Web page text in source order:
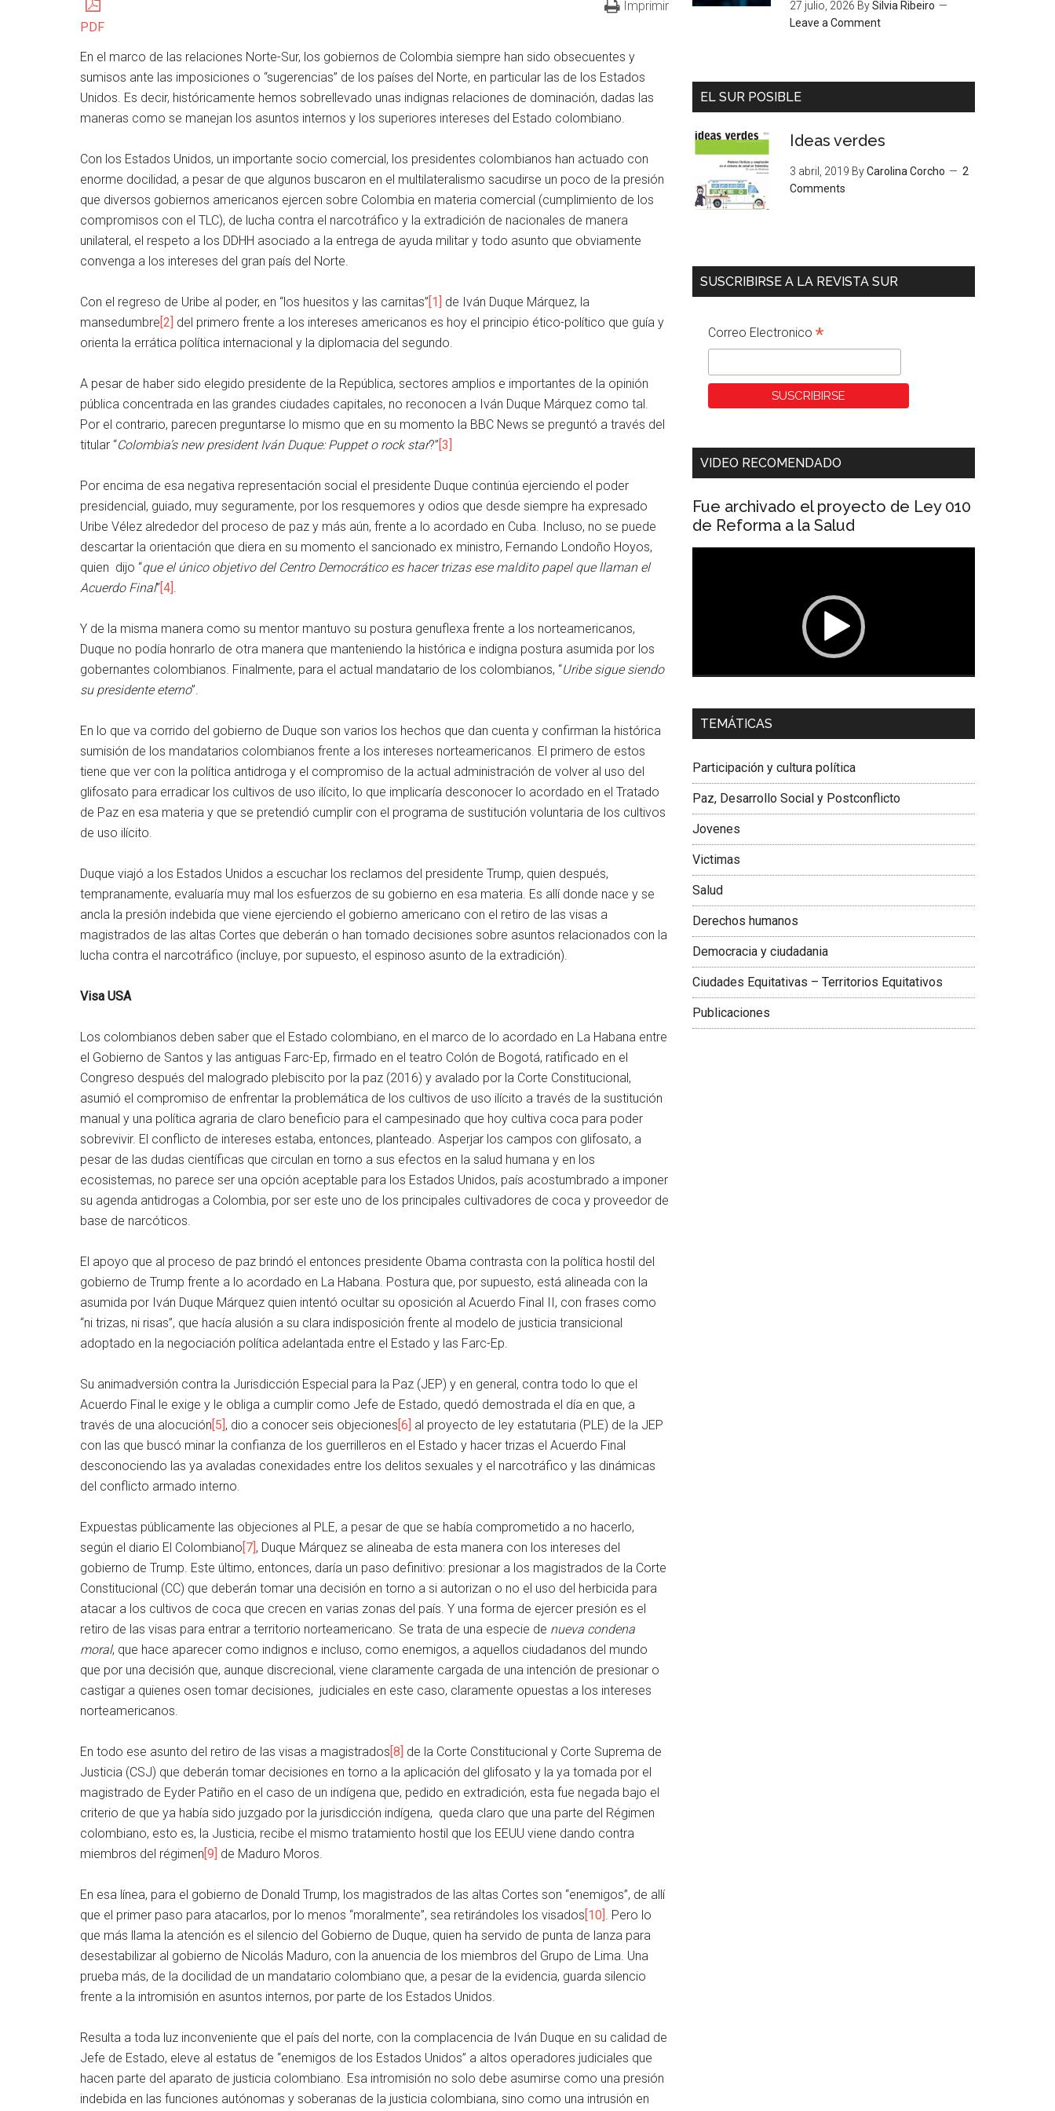
PDF
Imprimir
En el marco de las relaciones Norte-Sur, los gobiernos de Colombia siempre han sido obsecuentes y
sumisos ante las imposiciones o “sugerencias” de los países del Norte, en particular las de los Estados
Unidos. Es decir, históricamente hemos sobrellevado unas indignas relaciones de dominación, dadas las
maneras como se manejan los asuntos internos y los superiores intereses del Estado colombiano.
Con los Estados Unidos, un importante socio comercial, los presidentes colombianos han actuado con
enorme docilidad, a pesar de que algunos buscaron en el multilateralismo sacudirse un poco de la presión
que diversos gobiernos americanos ejercen sobre Colombia en materia comercial (cumplimiento de los
compromisos con el TLC), de lucha contra el narcotráfico y la extradición de nacionales de manera
unilateral, el respeto a los DDHH asociado a la entrega de ayuda militar y todo asunto que obviamente
convenga a los intereses del gran país del Norte.
Con el regreso de Uribe al poder, en “los huesitos y las carnitas”[1] de Iván Duque Márquez, la
mansedumbre[2] del primero frente a los intereses americanos es hoy el principio ético-político que guía y
orienta la errática política internacional y la diplomacia del segundo.
A pesar de haber sido elegido presidente de la República, sectores amplios e importantes de la opinión
pública concentrada en las grandes ciudades capitales, no reconocen a Iván Duque Márquez como tal.
Por el contrario, parecen preguntarse lo mismo que en su momento la BBC News se preguntó a través del
titular “Colombia’s new president Iván Duque: Puppet o rock star?”[3]
Por encima de esa negativa representación social el presidente Duque continúa ejerciendo el poder
presidencial, guiado, muy seguramente, por los resquemores y odios que desde siempre ha expresado
Uribe Vélez alrededor del proceso de paz y más aún, frente a lo acordado en Cuba. Incluso, no se puede
descartar la orientación que diera en su momento el sancionado ex ministro, Fernando Londoño Hoyos,
quien dijo “que el único objetivo del Centro Democrático es hacer trizas ese maldito papel que llaman el
Acuerdo Final”[4]
Y de la misma manera como su mentor mantuvo su postura genuflexa frente a los norteamericanos,
Duque no podía honrarlo de otra manera que manteniendo la histórica e indigna postura asumida por los
gobernantes colombianos. Finalmente, para el actual mandatario de los colombianos, “Uribe sigue siendo
su presidente eterno”.
En lo que va corrido del gobierno de Duque son varios los hechos que dan cuenta y confirman la histórica
sumisión de los mandatarios colombianos frente a los intereses norteamericanos. El primero de estos
tiene que ver con la política antidroga y el compromiso de la actual administración de volver al uso del
glifosato para erradicar los cultivos de uso ilícito, lo que implicaría desconocer lo acordado en el Tratado
de Paz en esa materia y que se pretendió cumplir con el programa de sustitución voluntaria de los cultivos
de uso ilícito.
Duque viajó a los Estados Unidos a escuchar los reclamos del presidente Trump, quien después,
tempranamente, evaluaría muy mal los esfuerzos de su gobierno en esa materia. Es allí donde nace y se
ancla la presión indebida que viene ejerciendo el gobierno americano con el retiro de las visas a
magistrados de las altas Cortes que deberán o han tomado decisiones sobre asuntos relacionados con la
lucha contra el narcotráfico (incluye, por supuesto, el espinoso asunto de la extradición).
Visa USA
Los colombianos deben saber que el Estado colombiano, en el marco de lo acordado en La Habana entre
el Gobierno de Santos y las antiguas Farc-Ep, firmado en el teatro Colón de Bogotá, ratificado en el
Congreso después del malogrado plebiscito por la paz (2016) y avalado por la Corte Constitucional,
asumió el compromiso de enfrentar la problemática de los cultivos de uso ilícito a través de la sustitución
manual y una política agraria de claro beneficio para el campesinado que hoy cultiva coca para poder
sobrevivir. El conflicto de intereses estaba, entonces, planteado. Asperjar los campos con glifosato, a
pesar de las dudas científicas que circulan en torno a sus efectos en la salud humana y en los
ecosistemas, no parece ser una opción aceptable para los Estados Unidos, país acostumbrado a imponer
su agenda antidrogas a Colombia, por ser este uno de los principales cultivadores de coca y proveedor de
base de narcóticos.
El apoyo que al proceso de paz brindó el entonces presidente Obama contrasta con la política hostil del
gobierno de Trump frente a lo acordado en La Habana. Postura que, por supuesto, está alineada con la
asumida por Iván Duque Márquez quien intentó ocultar su oposición al Acuerdo Final II, con frases como
“ni trizas, ni risas”, que hacía alusión a su clara indisposición frente al modelo de justicia transicional
adoptado en la negociación política adelantada entre el Estado y las Farc-Ep.
Su animadversión contra la Jurisdicción Especial para la Paz (JEP) y en general, contra todo lo que el
Acuerdo Final le exige y le obliga a cumplir como Jefe de Estado, quedó demostrada el día en que, a
través de una alocución[5], dio a conocer seis objeciones[6] al proyecto de ley estatutaria (PLE) de la JEP
con las que buscó minar la confianza de los guerrilleros en el Estado y hacer trizas el Acuerdo Final
desconociendo las ya avaladas conexidades entre los delitos sexuales y el narcotráfico y las dinámicas
del conflicto armado interno.
Expuestas públicamente las objeciones al PLE, a pesar de que se había comprometido a no hacerlo,
según el diario El Colombiano[7], Duque Márquez se alineaba de esta manera con los intereses del
gobierno de Trump. Este último, entonces, daría un paso definitivo: presionar a los magistrados de la Corte
Constitucional (CC) que deberán tomar una decisión en torno a si autorizan o no el uso del herbicida para
atacar a los cultivos de coca que crecen en varias zonas del país. Y una forma de ejercer presión es el
retiro de las visas para entrar a territorio norteamericano. Se trata de una especie de nueva condena
moral, que hace aparecer como indignos e incluso, como enemigos, a aquellos ciudadanos del mundo
que por una decisión que, aunque discrecional, viene claramente cargada de una intención de presionar o
castigar a quienes osen tomar decisiones, judiciales en este caso, claramente opuestas a los intereses
norteamericanos.
En todo ese asunto del retiro de las visas a magistrados[8] de la Corte Constitucional y Corte Suprema de
Justicia (CSJ) que deberán tomar decisiones en torno a la aplicación del glifosato y la ya tomada por el
magistrado de Eyder Patiño en el caso de un indígena que, pedido en extradición, esta fue negada bajo el
criterio de que ya había sido juzgado por la jurisdicción indígena, queda claro que una parte del Régimen
colombiano, esto es, la Justicia, recibe el mismo tratamiento hostil que los EEUU viene dando contra
miembros del régimen[9] de Maduro Moros.
En esa línea, para el gobierno de Donald Trump, los magistrados de las altas Cortes son “enemigos”, de allí
que el primer paso para atacarlos, por lo menos “moralmente”, sea retirándoles los visados[10] . Pero lo
que más llama la atención es el silencio del Gobierno de Duque, quien ha servido de punta de lanza para
desestabilizar al gobierno de Nicolás Maduro, con la anuencia de los miembros del Grupo de Lima. Una
prueba más, de la docilidad de un mandatario colombiano que, a pesar de la evidencia, guarda silencio
frente a la intromisión en asuntos internos, por parte de los Estados Unidos.
Resulta a toda luz inconveniente que el país del norte, con la complacencia de Iván Duque en su calidad de
Jefe de Estado, eleve al estatus de “enemigos de los Estados Unidos” a altos operadores judiciales que
hacen parte del aparato de justicia colombiano. Esa intromisión no solo debe asumirse como una presión
indebida en las funciones autónomas y soberanas de la justicia colombiana, sino como una intrusión en
27 julio, 2026 BySilvia Ribeiro
Leave a Comment
EL SUR POSIBLE
Ideas verdes
3 abril, 2019 ByCarolina Corcho
2
Comments
SUSCRIBIRSE A LA REVISTA SUR
Correo Electronico *
VIDEO RECOMENDADO
Fue archivado el proyecto de Ley 010
de Reforma a la Salud
Dra. Carolina Corcho Mejía,
Latinoamericana Sur, Vicepresidenta Federación
TEMÁTICAS
Participación y cultura política
Paz, Desarrollo Social y Postconflicto
Jovenes
Victimas
Salud
Derechos humanos
Democracia y ciudadania
Ciudades Equitativas – Territorios Equitativos
Publicaciones